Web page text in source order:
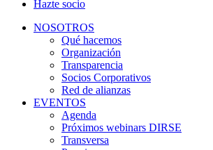
Hazte socio
NOSOTROS
Qué hacemos
Organización
Transparencia
Socios Corporativos
Red de alianzas
EVENTOS
Agenda
Próximos webinars DIRSE
Transversa